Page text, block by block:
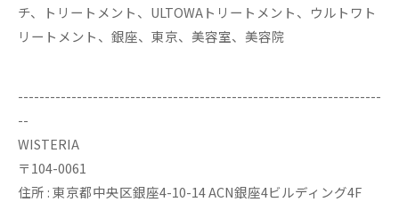
チ、トリートメント、ULTOWAトリートメント、ウルトワト
リートメント、銀座、東京、美容室、美容院
--------------------------------------------------------------------
--
WISTERIA
〒104-0061
住所 : 東京都中央区銀座4-10-14 ACN銀座4ビルディング4F